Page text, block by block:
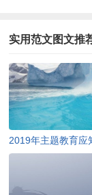
实用范文图文推
2019年主题教育应
识（含答案）[此